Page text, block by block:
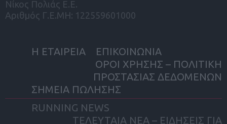
Νίκος Πολιάς Ε.Ε.
Αριθμός Γ.Ε.ΜΗ: 122559601000
Η ΕΤΑΙΡΕΙΑ
ΕΠΙΚΟΙΝΩΝΙΑ
ΟΡΟΙ ΧΡΗΣΗΣ – ΠΟΛΙΤΙΚΗ
ΠΡΟΣΤΑΣΙΑΣ ΔΕΔΟΜΕΝΩΝ
ΣΗΜΕΙΑ ΠΩΛΗΣΗΣ
RUNNING NEWS
ΤΕΛΕΥΤΑΙΑ ΝΕΑ – ΕΙΔΗΣΕΙΣ ΓΙΑ